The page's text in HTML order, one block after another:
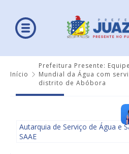
Início
Prefeitura Presente:
Mundial da Água com
distrito de Abóbora
Autarquia de Serviço de Água e
SAAE